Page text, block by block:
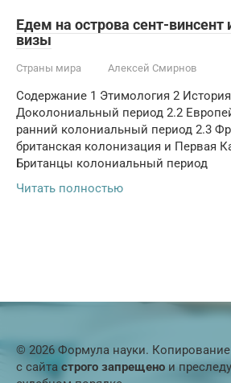
Едем на острова сент-винсент
визы
Страны мира Алексей Смирнов
Содержание 1 Этимология 2 История
Доколониальный период 2.2
ранний колониальный период 2.3
британская колонизация и Первая
Британцы колониальный период
Читать полностью
© 2026 Формула науки.
с сайта строго запрещено и